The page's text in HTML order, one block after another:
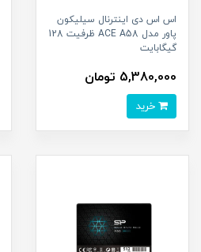
اس اس دی اینترنال سیلیکون
پاور مدل ACE A58 ظرفیت 128
گیگابایت
5,380,000 تومان